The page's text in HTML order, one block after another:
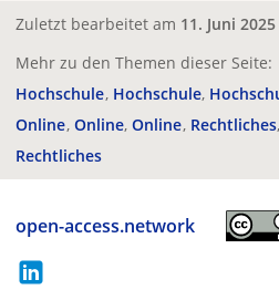
Zuletzt bearbeitet am 11. Juni 2025
Mehr zu den Themen dieser Seite:
Hochschule Hochschule
Online Online Online Rechtliches
Rechtliches
open-access.network